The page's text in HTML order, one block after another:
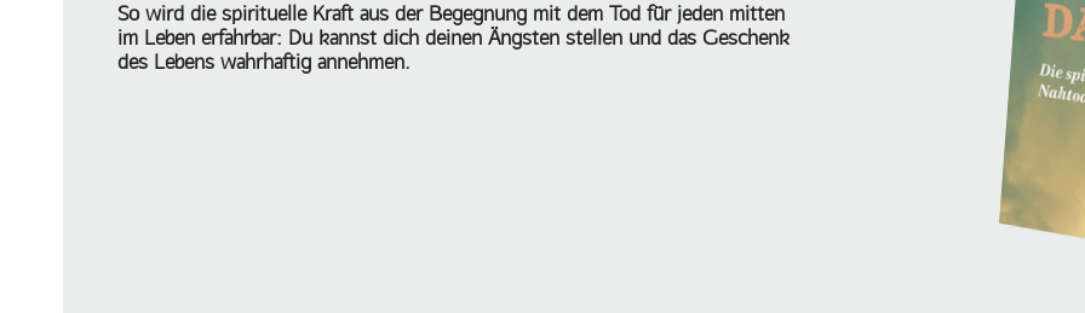
So wird die spirituelle Kraft aus der Begegnung mit dem Tod für jeden mitten
im Leben erfahrbar: Du kannst dich deinen Ängsten stellen und das Geschenk
des Lebens wahrhaftig annehmen.